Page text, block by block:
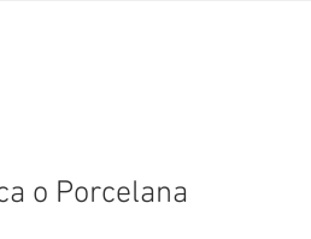
o Porcelana